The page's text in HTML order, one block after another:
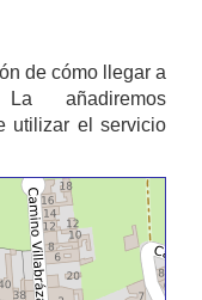
de cómo llegar a
añadiremos
utilizar el servicio